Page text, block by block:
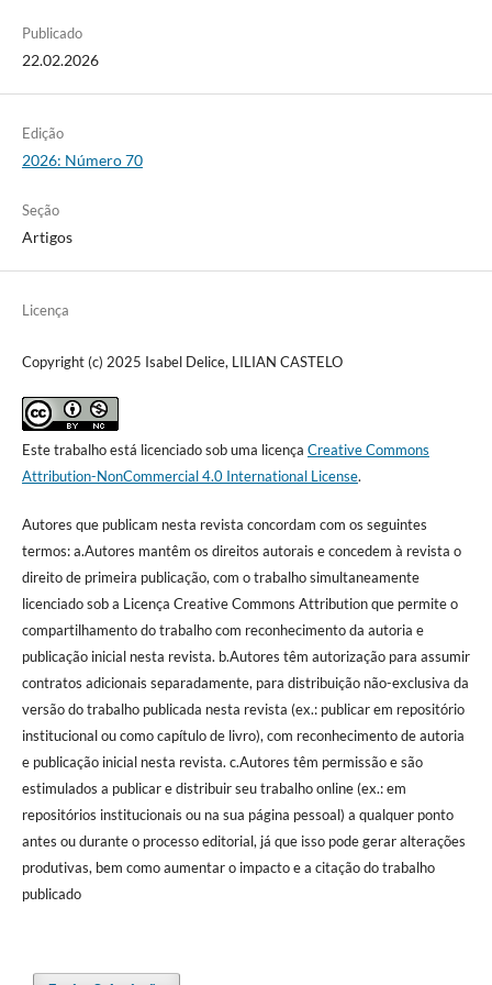
Publicado
22.02.2026
Edição
2026: Número 70
Seção
Artigos
Licença
Copyright (c) 2025 Isabel Delice, LILIAN CASTELO
Este trabalho está licenciado sob uma licença Creative Commons
Attribution-NonCommercial 4.0 International License.
Autores que publicam nesta revista concordam com os seguintes
termos: a.Autores mantêm os direitos autorais e concedem à revista o
direito de primeira publicação, com o trabalho simultaneamente
licenciado sob a Licença Creative Commons Attribution que permite o
compartilhamento do trabalho com reconhecimento da autoria e
publicação inicial nesta revista. b.Autores têm autorização para assumir
contratos adicionais separadamente, para distribuição não-exclusiva da
versão do trabalho publicada nesta revista (ex.: publicar em repositório
institucional ou como capítulo de livro), com reconhecimento de autoria
e publicação inicial nesta revista. c.Autores têm permissão e são
estimulados a publicar e distribuir seu trabalho online (ex.: em
repositórios institucionais ou na sua página pessoal) a qualquer ponto
antes ou durante o processo editorial, já que isso pode gerar alterações
produtivas, bem como aumentar o impacto e a citação do trabalho
publicado